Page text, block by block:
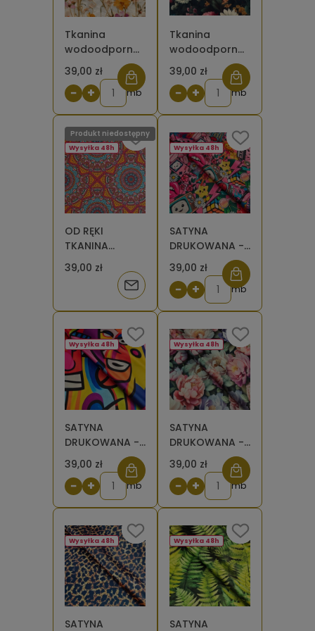
Tkanina
wodoodporna
oxford - Kwiaty
suszone 1 -
pomarańczowe
i różowe
39,00 zł
− + mb
Tkanina
wodoodporna
oxford - Kwiaty
polne na
ciemnym tle 3
39,00 zł
− + mb
OD RĘKI
TKANINA
WODOODPORNA
OXFORD
39,00 zł
Wysyłka 48h
Produkt niedostępny
Powiadom
o
dostępności
SATYNA
DRUKOWANA -
Młodzieżowy
mix kawai
39,00 zł
Wysyłka 48h
− + mb
SATYNA
DRUKOWANA -
Abstrakcja
picasso twarze
39,00 zł
Wysyłka 48h
− + mb
SATYNA
DRUKOWANA -
Piwonie
pastelowe
39,00 zł
Wysyłka 48h
− + mb
SATYNA
Wysyłka 48h
SATYNA
Wysyłka 48h